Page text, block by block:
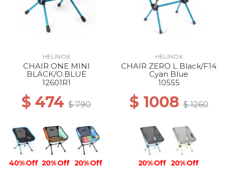
40% Off 40% Off 40% Off
40% Off 50% Off
HELINOX
CHAIR ONE MINI
BLACK/O.BLUE
12601R1
$ 474 $ 790
40% Off 20% Off 20% Off
HELINOX
CHAIR ZERO L Black/F14
Cyan Blue
10555
$ 1008$ 1260
20% Off 20% Off